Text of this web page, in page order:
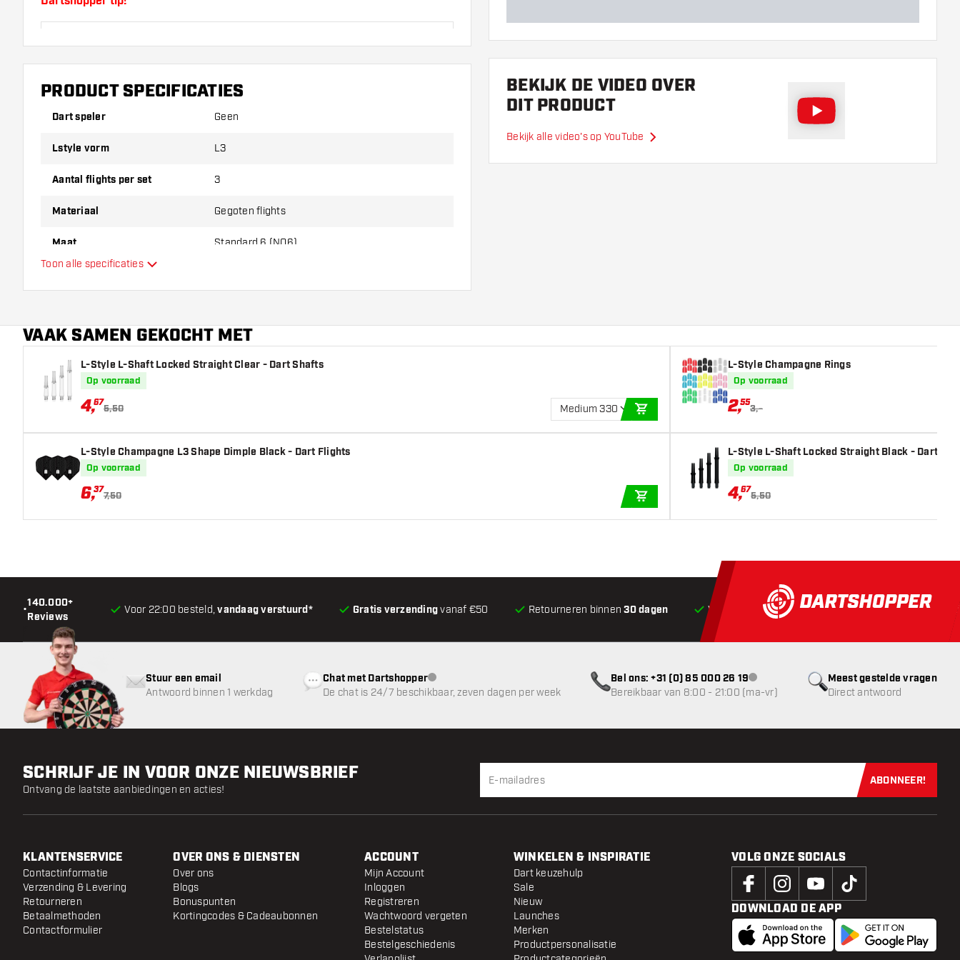
Probeer eens een andere vorm, materiaal of dikte van de flights om
erachter te komen welke variant het beste bij je past!
PRODUCT SPECIFICATIES
Dart speler Geen
Lstyle vorm L3
Aantal flights per set 3
Materiaal Gegoten flights
Maat Standard 6 (NO6)
Hoofdkleur
Toon alle specificaties
BEKIJK DE VIDEO OVER
DIT PRODUCT
Bekijk alle video's op YouTube
VAAK SAMEN GEKOCHT MET
L-Style L-Shaft Locked Straight Clear - Dart Shafts
Op voorraad
4,67
5,50 Medium 330
L-Style Champagne L3 Shape Dimple Black - Dart Flights
Op voorraad
6,37
7,50
L-Style Champagne Rings
Op voorraad
2,55
3,-
L-Style L-Shaft Locked Straight Black - Dart
Op voorraad
4,67
5,50
•
140.000+
Reviews
Voor 22:00 besteld,vandaag verstuurd* Gratis verzendingvanaf €50 Retourneren binnen30 dagen Voor 22:00 besteld,vandaag verstuurd*
Meest gestelde vragen
Direct antwoord
Stuur een email
Antwoord binnen 1 werkdag
Chat met Dartshopperklantenservice niet beschikbaar
De chat is 24/7 beschikbaar, zeven dagen per week
Bel ons: +31 (0) 85 000 26 19klantenservice niet beschikbaar
Bereikbaar van 8:00 - 21:00 (ma-vr)
SCHRIJF JE IN VOOR ONZE NIEUWSBRIEF
Ontvang de laatste aanbiedingen en acties!
Schrijf je
ABONNEER!
KLANTENSERVICE
Contactinformatie
Verzending & Levering
Retourneren
Betaalmethoden
Contactformulier
OVER ONS & DIENSTEN
Over ons
Blogs
Bonuspunten
Kortingcodes & Cadeaubonnen
ACCOUNT
Mijn Account
Inloggen
Registreren
Wachtwoord vergeten
Bestelstatus
Bestelgeschiedenis
WINKELEN & INSPIRATIE
Dart keuzehulp
Sale
Nieuw
Launches
Merken
Productpersonalisatie
VOLG ONZE SOCIALS
DOWNLOAD DE APP